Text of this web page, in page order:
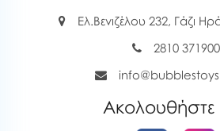
Ελ.Βενιζέλου 232, Γάζι
2810 371900
Ακολουθήστε